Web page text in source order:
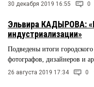
30 декабря 2019 16:55 0
Эльвира КАДЫРОВА:
индустриализации»
Подведены итоги
фотографов, дизайнеров и
26 августа 2019 17:34 0